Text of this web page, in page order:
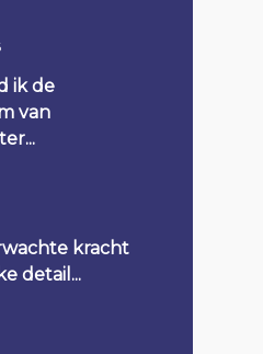
ik de
van
kracht
detail...